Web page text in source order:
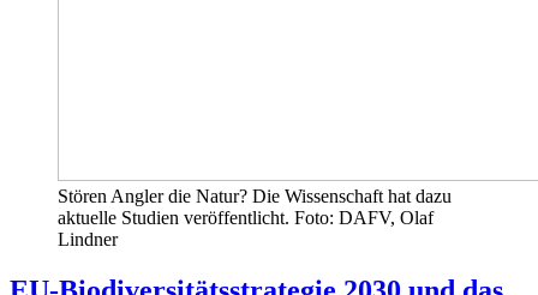
Stören Angler die Natur? Die Wissenschaft hat dazu
aktuelle Studien veröffentlicht. Foto: DAFV, Olaf
Lindner